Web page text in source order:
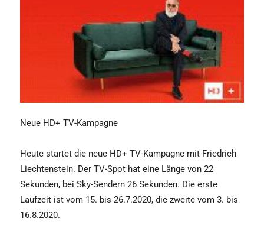
Neue HD+ TV-Kampagne
Heute startet die neue HD+ TV-Kampagne mit Friedrich
Liechtenstein. Der TV-Spot hat eine Länge von 22
Sekunden, bei Sky-Sendern 26 Sekunden. Die erste
Laufzeit ist vom 15. bis 26.7.2020, die zweite vom 3. bis
16.8.2020.